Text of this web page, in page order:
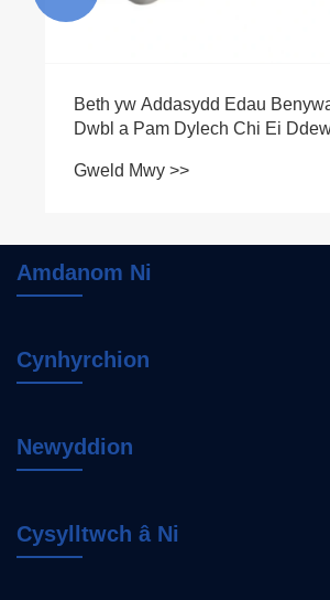
Beth Sy'n Gwneud Faucet Cegin
Cymysgydd Brws Gooseneck yn
Gweld Mwy >>
Amdanom Ni
Cynhyrchion
Newyddion
Cysylltwch â Ni